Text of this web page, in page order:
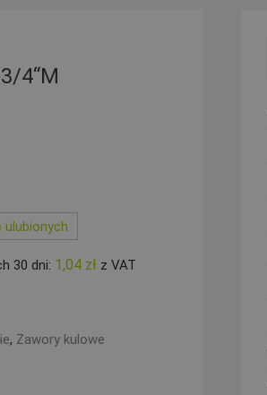
4“M
ulubionych
30 dni: 1,04 zł z VAT
, Zawory kulowe